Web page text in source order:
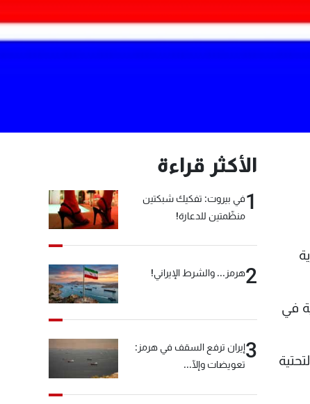
في
الأكثر قراءة
1في بيروت: تفكيك شبكتين
منظّمتين للدعارة!
2هرمز... والشرط الإيراني!
3إيران ترفع السقف في هرمز:
تعويضات وإلّا...